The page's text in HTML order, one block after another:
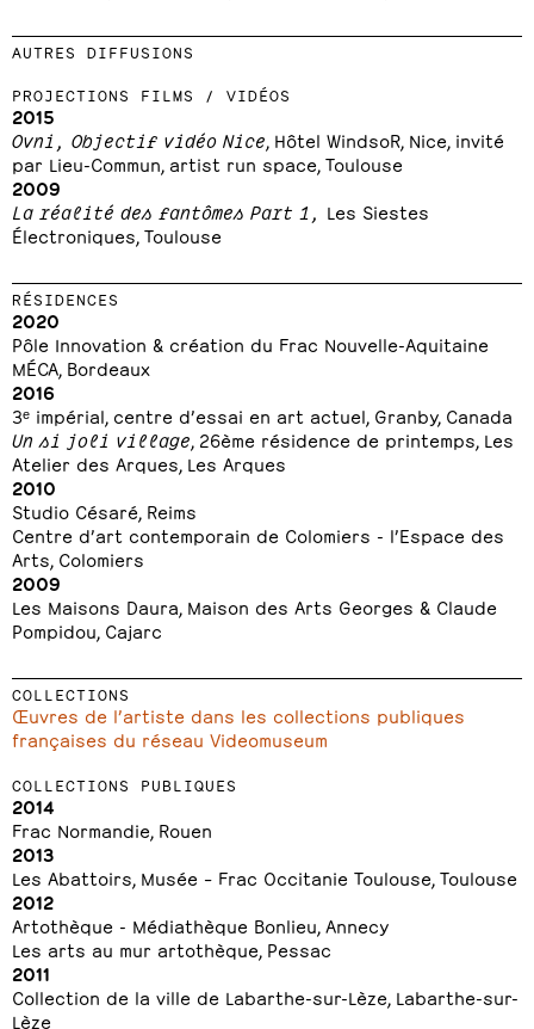
AUTRES DIFFUSIONS
PROJECTIONS FILMS / VIDÉOS
2015
Ovni, Objectif vidéo Nice , Hôtel WindsoR, Nice, invité
par Lieu-Commun, artist run space, Toulouse
2009
La réalité des fantômes Part 1,
Les Siestes
Électroniques, Toulouse
RÉSIDENCES
2020
Pôle Innovation & création du Frac Nouvelle-Aquitaine
MÉCA, Bordeaux
2016
3ᵉ impérial, centre d’essai en art actuel, Granby, Canada
Un si joli village , 26ème résidence de printemps, Les
Atelier des Arques, Les Arques
2010
Studio Césaré, Reims
Centre d’art contemporain de Colomiers - l’Espace des
Arts, Colomiers
2009
Les Maisons Daura, Maison des Arts Georges & Claude
Pompidou, Cajarc
COLLECTIONS
Œuvres de l’artiste dans les collections publiques
françaises du réseau Videomuseum
COLLECTIONS PUBLIQUES
2014
Frac Normandie, Rouen
2013
Les Abattoirs, Musée – Frac Occitanie Toulouse, Toulouse
2012
Artothèque - Médiathèque Bonlieu, Annecy
Les arts au mur artothèque, Pessac
2011
Collection de la ville de Labarthe-sur-Lèze, Labarthe-sur-
Lèze